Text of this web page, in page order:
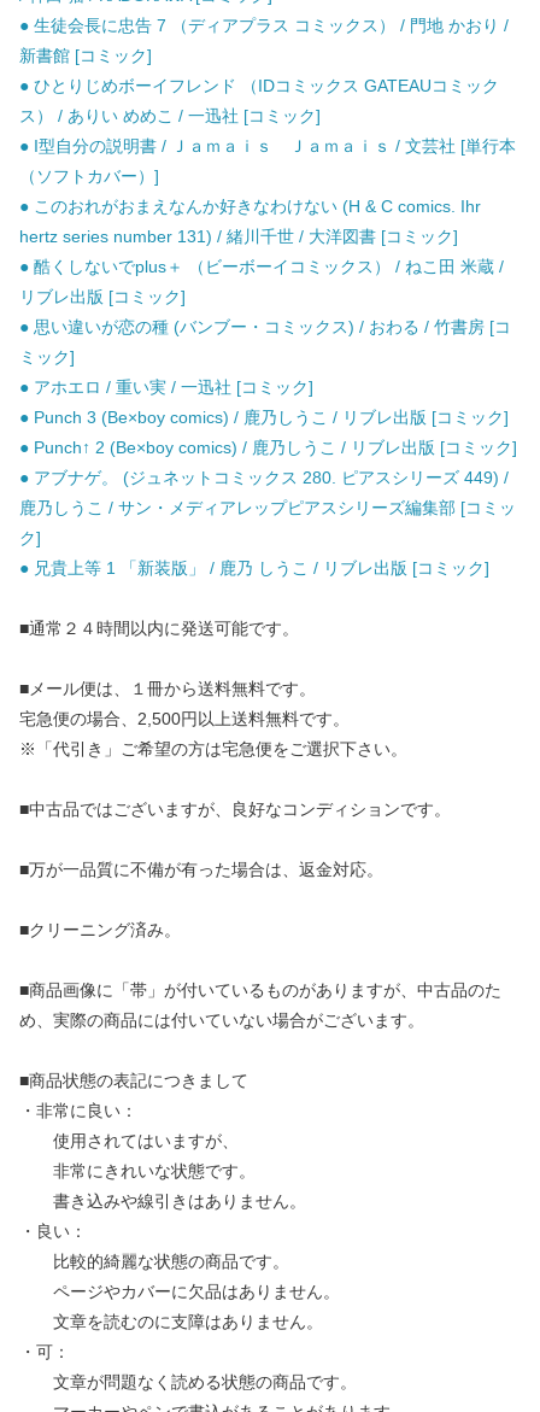
● 生徒会長に忠告 7 （ディアプラス コミックス） / 門地 かおり /
新書館 [コミック]
● ひとりじめボーイフレンド （IDコミックス GATEAUコミック
ス） / ありい めめこ / 一迅社 [コミック]
● I型自分の説明書 / Ｊａｍａｉｓ Ｊａｍａｉｓ / 文芸社 [単行本
（ソフトカバー）]
● このおれがおまえなんか好きなわけない (H & C comics. Ihr
hertz series number 131) / 緒川千世 / 大洋図書 [コミック]
● 酷くしないでplus＋ （ビーボーイコミックス） / ねこ田 米蔵 /
リブレ出版 [コミック]
● 思い違いが恋の種 (バンブー・コミックス) / おわる / 竹書房 [コ
ミック]
● アホエロ / 重い実 / 一迅社 [コミック]
● Punch 3 (Be×boy comics) / 鹿乃しうこ / リブレ出版 [コミック]
● Punch↑ 2 (Be×boy comics) / 鹿乃しうこ / リブレ出版 [コミック]
● アブナゲ。 (ジュネットコミックス 280. ピアスシリーズ 449) /
鹿乃しうこ / サン・メディアレップピアスシリーズ編集部 [コミッ
ク]
● 兄貴上等 1 「新装版」 / 鹿乃 しうこ / リブレ出版 [コミック]
■通常２４時間以内に発送可能です。
■メール便は、１冊から送料無料です。
宅急便の場合、2,500円以上送料無料です。
※「代引き」ご希望の方は宅急便をご選択下さい。
■中古品ではございますが、良好なコンディションです。
■万が一品質に不備が有った場合は、返金対応。
■クリーニング済み。
■商品画像に「帯」が付いているものがありますが、中古品のた
め、実際の商品には付いていない場合がございます。
■商品状態の表記につきまして
・非常に良い：
使用されてはいますが、
非常にきれいな状態です。
書き込みや線引きはありません。
・良い：
比較的綺麗な状態の商品です。
ページやカバーに欠品はありません。
文章を読むのに支障はありません。
・可：
文章が問題なく読める状態の商品です。